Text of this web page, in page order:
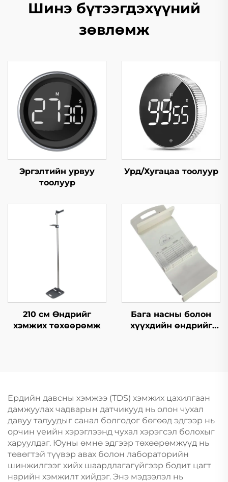
Шинэ бүтээгдэхүүний
зөвлөмж
Эргэлтийн урвуу
тоолуур
Урд/Хугацаа тоолуур
210 см Өндрийг
хэмжих төхөөрөмж
Бага насны болон
хүүхдийн өндрийг
Ердийн давсны хэмжээ (TDS) хэмжих цахилгаан
дамжуулах чадварын датчикууд нь олон чухал
давуу талуудыг санал болгодог бөгөөд эдгээр нь
орчин үеийн хэрэглээнд чухал хэрэгсэл болохыг
харуулдаг. Юуны өмнө эдгээр төхөөрөмжүүд нь
төвөгтэй түүвэр авах болон лабораторийн
шинжилгээг хийх шаардлагагүйгээр бодит цагт
нарийн хэмжилт хийдэг. Энэ мэдээлэл нь